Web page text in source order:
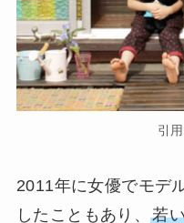
引
2011年に女優でモデ
したこともあり、若